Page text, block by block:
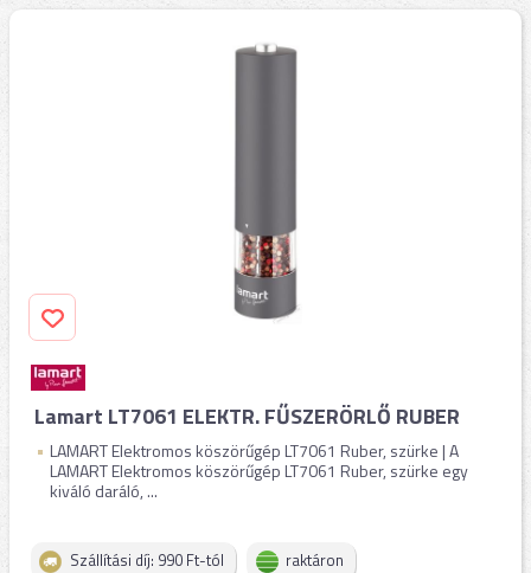
Lamart LT7061 ELEKTR. FŰSZERÖRLŐ RUBER
LAMART Elektromos köszörűgép LT7061 Ruber, szürke | A
LAMART Elektromos köszörűgép LT7061 Ruber, szürke egy
kiváló daráló, ...
Szállítási díj: 990 Ft-tól raktáron